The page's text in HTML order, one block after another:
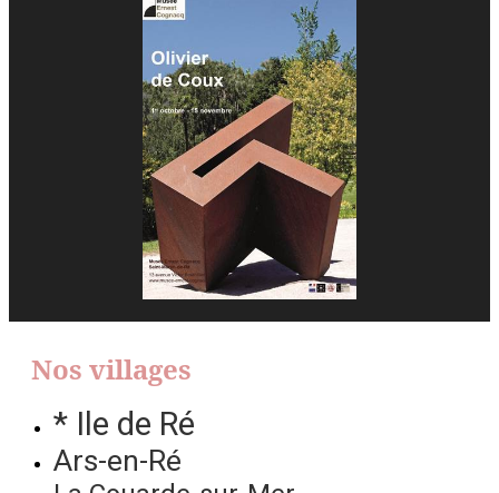
Nos villages
* Ile de Ré
Ars-en-Ré